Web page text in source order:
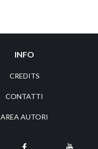
INFO
CREDITS
CONTATTI
AREA AUTORI